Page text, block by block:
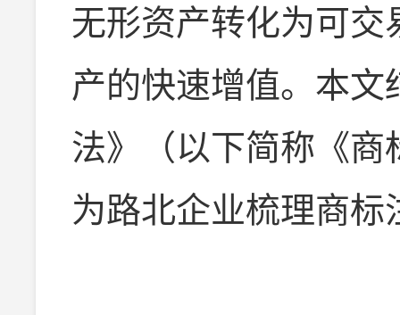
无形资产转化为可
产的快速增值。本
法》（以下简称《商
为路北企业梳理商